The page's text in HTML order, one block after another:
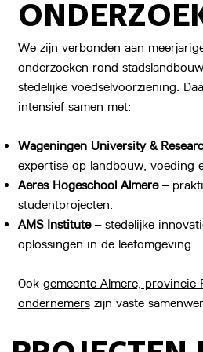
We zijn verbonden aan
onderzoeken rond
stedelijke voedselvoorziening.
intensief samen met:
Wageningen University &
expertise op landbouw, voeding
Aeres Hogeschool Almere–
studentprojecten.
AMS Institute– stedelijke
oplossingen in de leefomgeving.
Ook gemeente Almere, provincie
ondernemerszijn vaste